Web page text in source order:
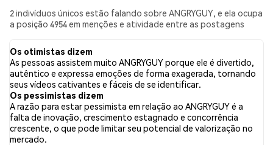
2 indivíduos únicos estão falando sobre ANGRYGUY, e ela ocupa
a posição 4954 em menções e atividade entre as postagens
ANGRYGUY em todas as redes sociais foi Baixista. Por fim, foram
publicados 0 artigos de notícias sobre ANGRYGUY. No Twitter,
100.00% dos tweets apresentaram um sentimento otimista em
comparação com 0.00% dos tweets com sentimento pessimista
sobre ANGRYGUY. 0.00% dos tweets foram neutros em relação
a ANGRYGUY. Esses sentimentos são baseados em 1 tweets.
Os otimistas dizem
As pessoas assistem muito ANGRYGUY porque ele é divertido,
autêntico e expressa emoções de forma exagerada, tornando
seus vídeos cativantes e fáceis de se identificar.
Os pessimistas dizem
A razão para estar pessimista em relação ao ANGRYGUY é a
falta de inovação, crescimento estagnado e concorrência
crescente, o que pode limitar seu potencial de valorização no
mercado.